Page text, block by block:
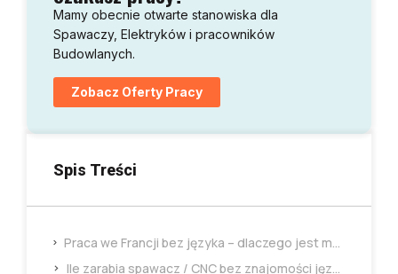
Mamy obecnie otwarte stanowiska dla
Spawaczy, Elektryków i pracowników
Budowlanych.
Zobacz Oferty Pracy
Spis Treści